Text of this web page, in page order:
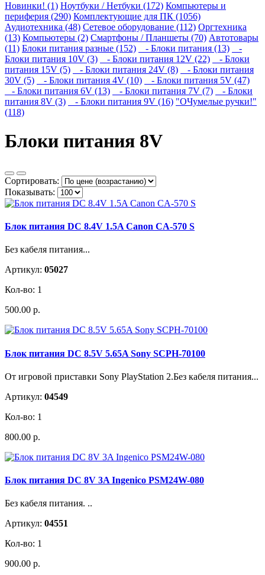
Новинки! (1) Ноутбуки / Нетбуки (172) Компьютеры и
периферия (290) Комплектующие для ПК (1056)
Аудиотехника (48) Сетевое оборудование (112) Оргтехника
(13) Компьютеры (2) Смартфоны / Планшеты (70) Автотовары
(11) Блоки питания разные (152) - Блоки питания (13)
-
Блоки питания 10V (3)
- Блоки питания 12V (22)
- Блоки
питания 15V (5)
- Блоки питания 24V (8)
- Блоки питания
30V (5)
- Блоки питания 4V (10)
- Блоки питания 5V (47)
- Блоки питания 6V (13)
- Блоки питания 7V (7)
- Блоки
питания 8V (3)
- Блоки питания 9V (16) "ОЧумелые ручки!"
(118)
Блоки питания 8V
Сортировать:
Показывать:
Блок питания DC 8.4V 1.5A Canon CA-570 S
Без кабеля питания...
Артикул: 05027
Кол-во: 1
500.00 р.
Блок питания DC 8.5V 5.65A Sony SCPH-70100
От игровой приставки Sony PlayStation 2.Без кабеля питания...
Артикул: 04549
Кол-во: 1
800.00 р.
Блок питания DC 8V 3A Ingenico PSM24W-080
Без кабеля питания. ..
Артикул: 04551
Кол-во: 1
900.00 р.